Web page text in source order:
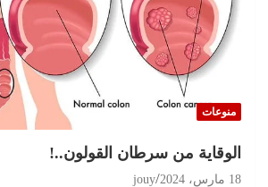
منوعات
الوقاية من سرطان القولون..!
18 مارس، 2024 jouy